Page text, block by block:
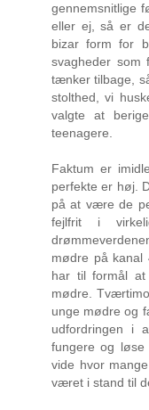
gennemsnitlige
eller ej, så er
bizar form for
svagheder som
tænker tilbage,
stolthed, vi
valgte at
teenagere.
Faktum er
perfekte er høj.
på at være de
fejlfrit i
mødre på
har til formål
mødre.
unge mødre og
udfordringen i
fungere og løse
vide hvor
været i stand til